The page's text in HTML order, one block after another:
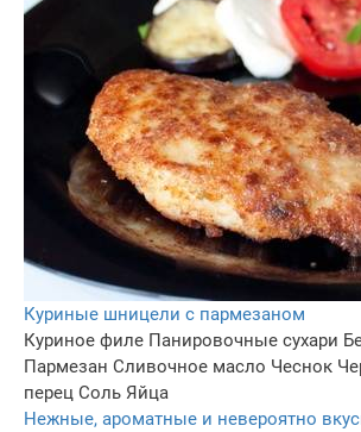
Куриные шницели с пармезаном
Куриное филе Панировочные сухари
Пармезан Сливочное масло Чеснок
перец Соль Яйца
Нежные, ароматные и невероятно